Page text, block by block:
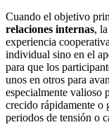
Cuando el objetivo
relaciones internas,
experiencia
individual sino en el
para que los
unos en otros para
especialmente valioso
crecido rápidamente o
periodos de tensión o